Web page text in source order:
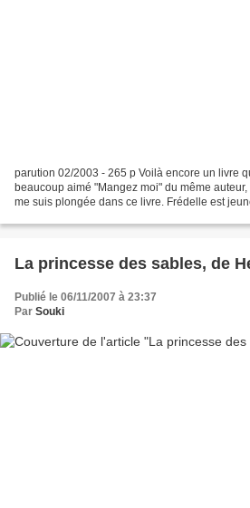
parution 02/2003 - 265 p Voilà encore un livre
beaucoup aimé "Mangez moi" du même
me suis plongée dans ce livre. Frédelle est
La princesse des sables, de
Publié le 06/11/2007 à 23:37
Par Souki